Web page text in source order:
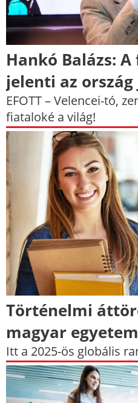
Hankó Balázs:
jelenti az
EFOTT – ​Velencei-tó,
fiataloké a világ!
Történelmi
magyar
Itt a 2025-ös globális